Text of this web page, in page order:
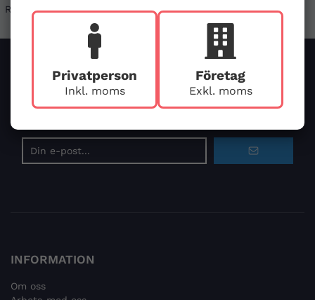
Privatperson
Inkl. moms
Företag
Exkl. moms
Ring före vid besök
Prenumerera på nyhetsbrevet för våra bästa
erbjudanden och nyheter!
INFORMATION
Om oss